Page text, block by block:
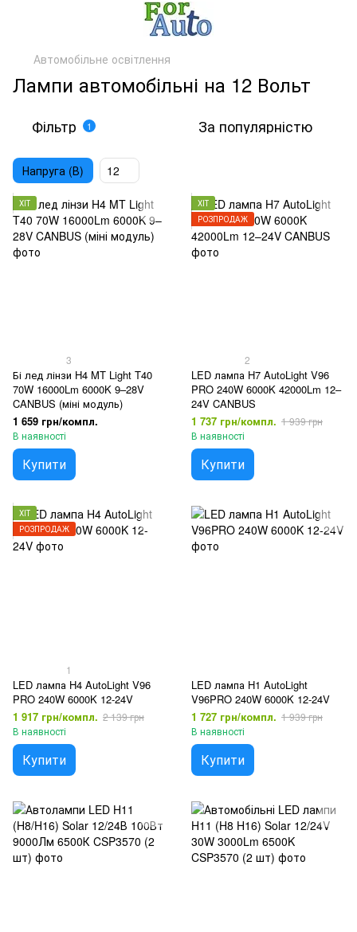
Автомобільне освітлення
Лампи автомобільні на 12 Вольт
Фільтр 1 За популярністю
Напруга (В) 12
ХІТ
3
Бі лед лінзи H4 MT Light T40
70W 16000Lm 6000K 9–28V
CANBUS (міні модуль)
1 659 грн/компл.
В наявності
Купити
ХІТ
РОЗПРОДАЖ
2
LED лампа H7 AutoLight V96
PRO 240W 6000K 42000Lm 12–
24V CANBUS
1 737 грн/компл. 1 939 грн
В наявності
Купити
ХІТ
РОЗПРОДАЖ
1
LED лампа H4 AutoLight V96
PRO 240W 6000K 12-24V
1 917 грн/компл. 2 139 грн
В наявності
Купити
LED лампа H1 AutoLight
V96PRO 240W 6000K 12-24V
1 727 грн/компл. 1 939 грн
В наявності
Купити